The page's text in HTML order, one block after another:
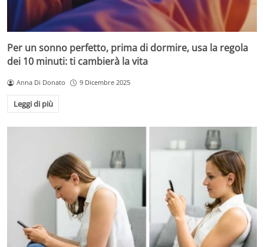
Per un sonno perfetto, prima di dormire, usa la regola
dei 10 minuti: ti cambierà la vita
Anna Di Donato 9 Dicembre 2025
Leggi di più